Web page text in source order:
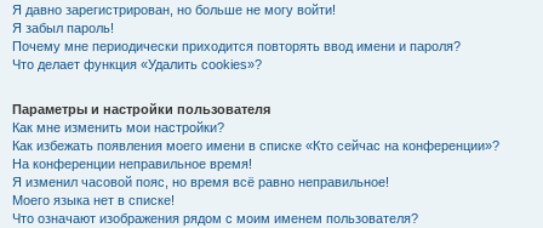
Я давно зарегистрирован, но больше не могу войти!
Я забыл пароль!
Почему мне периодически приходится повторять ввод имени и пароля?
Что делает функция «Удалить cookies»?
Параметры и настройки пользователя
Как мне изменить мои настройки?
Как избежать появления моего имени в списке «Кто сейчас на конференции»?
На конференции неправильное время!
Я изменил часовой пояс, но время всё равно неправильное!
Моего языка нет в списке!
Что означают изображения рядом с моим именем пользователя?